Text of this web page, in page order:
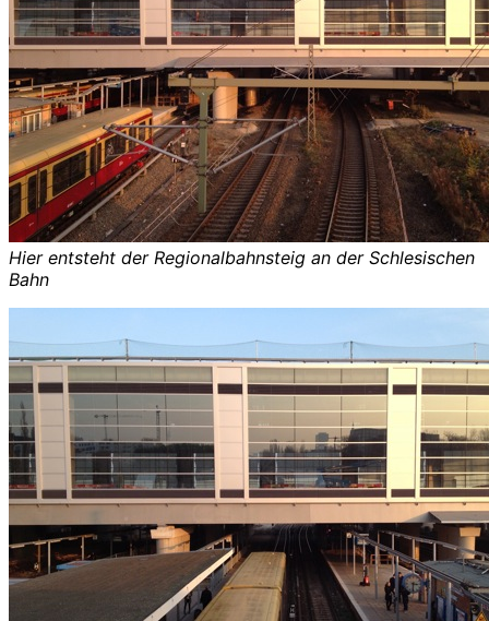
Hier entsteht der Regionalbahnsteig an der Schlesischen
Bahn